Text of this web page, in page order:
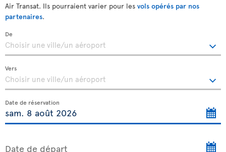
Air Transat. Ils pourraient varier pour les vols opérés par nos
partenaires.
De
Vers
Date de réservation
Date de départ